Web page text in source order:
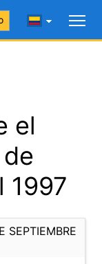
el
1997
SEPTIEMBRE